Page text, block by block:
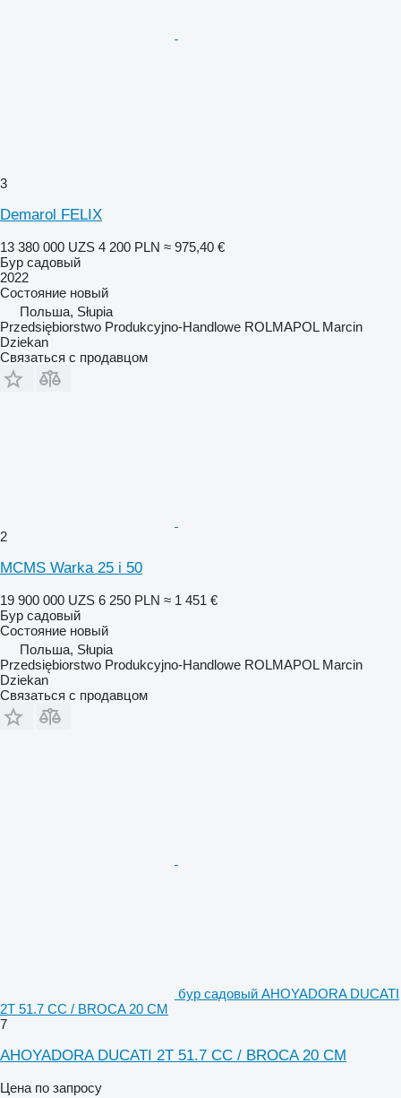
3
Demarol FELIX
13 380 000 UZS 4 200 PLN ≈ 975,40 €
Бур садовый
2022
Состояние новый
Польша, Słupia
Przedsiębiorstwo Produkcyjno-Handlowe ROLMAPOL Marcin
Dziekan
Связаться с продавцом
2
MCMS Warka 25 i 50
19 900 000 UZS 6 250 PLN ≈ 1 451 €
Бур садовый
Состояние новый
Польша, Słupia
Przedsiębiorstwo Produkcyjno-Handlowe ROLMAPOL Marcin
Dziekan
Связаться с продавцом
бур садовый AHOYADORA DUCATI
2T 51.7 CC / BROCA 20 CM
7
AHOYADORA DUCATI 2T 51.7 CC / BROCA 20 CM
Цена по запросу